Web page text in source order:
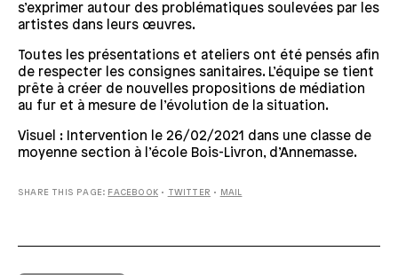
s’exprimer autour des problématiques soulevées par les
artistes dans leurs œuvres.
Toutes les présentations et ateliers ont été pensés afin
de respecter les consignes sanitaires. L’équipe se tient
prête à créer de nouvelles propositions de médiation
au fur et à mesure de l’évolution de la situation.
Visuel : Intervention le 26/02/2021 dans une classe de
moyenne section à l’école Bois-Livron, d’Annemasse.
SHARE THIS PAGE: FACEBOOK • TWITTER • MAIL